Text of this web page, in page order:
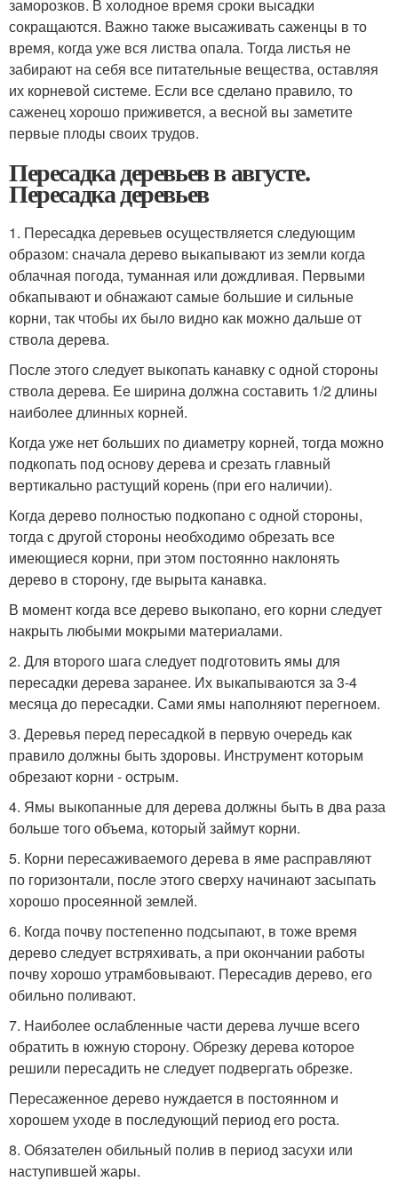
заморозков. В холодное время сроки высадки
сокращаются. Важно также высаживать саженцы в то
время, когда уже вся листва опала. Тогда листья не
забирают на себя все питательные вещества, оставляя
их корневой системе. Если все сделано правило, то
саженец хорошо приживется, а весной вы заметите
первые плоды своих трудов.
Пересадка деревьев в августе.
Пересадка деревьев
1. Пересадка деревьев осуществляется следующим
образом: сначала дерево выкапывают из земли когда
облачная погода, туманная или дождливая. Первыми
обкапывают и обнажают самые большие и сильные
корни, так чтобы их было видно как можно дальше от
ствола дерева.
После этого следует выкопать канавку с одной стороны
ствола дерева. Ее ширина должна составить 1/2 длины
наиболее длинных корней.
Когда уже нет больших по диаметру корней, тогда можно
подкопать под основу дерева и срезать главный
вертикально растущий корень (при его наличии).
Когда дерево полностью подкопано с одной стороны,
тогда с другой стороны необходимо обрезать все
имеющиеся корни, при этом постоянно наклонять
дерево в сторону, где вырыта канавка.
В момент когда все дерево выкопано, его корни следует
накрыть любыми мокрыми материалами.
2. Для второго шага следует подготовить ямы для
пересадки дерева заранее. Их выкапываются за 3-4
месяца до пересадки. Сами ямы наполняют перегноем.
3. Деревья перед пересадкой в первую очередь как
правило должны быть здоровы. Инструмент которым
обрезают корни - острым.
4. Ямы выкопанные для дерева должны быть в два раза
больше того объема, который займут корни.
5. Корни пересаживаемого дерева в яме расправляют
по горизонтали, после этого сверху начинают засыпать
хорошо просеянной землей.
6. Когда почву постепенно подсыпают, в тоже время
дерево следует встряхивать, а при окончании работы
почву хорошо утрамбовывают. Пересадив дерево, его
обильно поливают.
7. Наиболее ослабленные части дерева лучше всего
обратить в южную сторону. Обрезку дерева которое
решили пересадить не следует подвергать обрезке.
Пересаженное дерево нуждается в постоянном и
хорошем уходе в последующий период его роста.
8. Обязателен обильный полив в период засухи или
наступившей жары.